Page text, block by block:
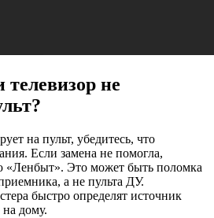
телевизор не
на пульт, убедитесь, что
Если замена не помогла,
«Ленбыт». Это может быть поломка
а не пульта ДУ.
быстро определят источник
на дому.